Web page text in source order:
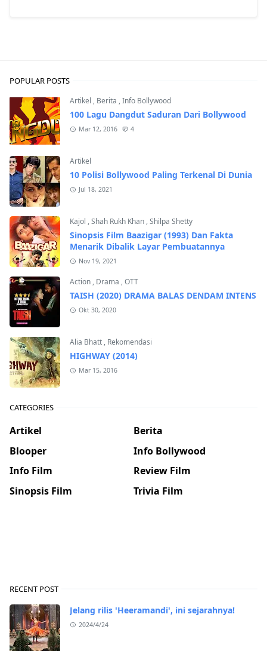
POPULAR POSTS
Artikel , Berita ,Info Bollywood
100 Lagu Dangdut Saduran Dari Bollywood
Mar 12, 2016 4
Artikel
10 Polisi Bollywood Paling Terkenal Di Dunia
Jul 18, 2021
Kajol ,Shah Rukh Khan ,Shilpa Shetty
Sinopsis Film Baazigar (1993) Dan Fakta
Menarik Dibalik Layar Pembuatannya
Nov 19, 2021
Action , Drama ,OTT
TAISH (2020) DRAMA BALAS DENDAM INTENS
Okt 30, 2020
Alia Bhatt , Rekomendasi
HIGHWAY (2014)
Mar 15, 2016
CATEGORIES
Artikel
Berita
Blooper
Info Bollywood
Info Film
Review Film
Sinopsis Film
Trivia Film
RECENT POST
Jelang rilis 'Heeramandi', ini sejarahnya!
2024/4/24